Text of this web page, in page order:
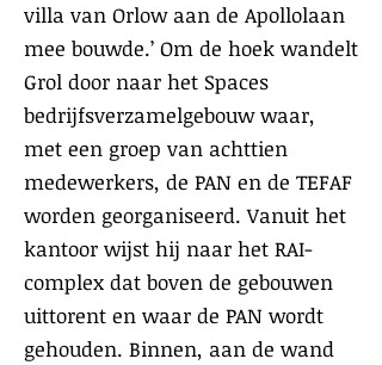
villa van Orlow aan de Apollolaan
mee bouwde.’ Om de hoek wandelt
Grol door naar het Spaces
bedrijfsverzamelgebouw waar,
met een groep van achttien
medewerkers, de PAN en de TEFAF
worden georganiseerd. Vanuit het
kantoor wijst hij naar het RAI-
complex dat boven de gebouwen
uittorent en waar de PAN wordt
gehouden. Binnen, aan de wand